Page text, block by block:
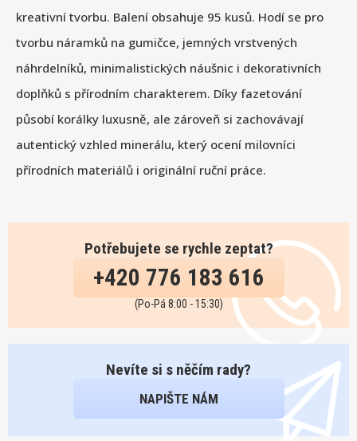
kreativní tvorbu. Balení obsahuje 95 kusů. Hodí se pro
tvorbu náramků na gumičce, jemných vrstvených
náhrdelníků, minimalistických náušnic i dekorativních
doplňků s přírodním charakterem. Díky fazetování
působí korálky luxusně, ale zároveň si zachovávají
autentický vzhled minerálu, který ocení milovníci
přírodních materiálů i originální ruční práce.
Potřebujete se rychle zeptat?
+420 776 183 616
(Po-Pá 8:00 - 15:30)
Nevíte si s něčím rady?
NAPIŠTE NÁM